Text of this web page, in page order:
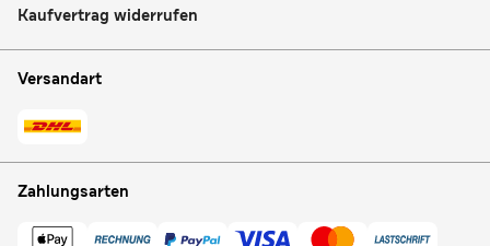
Kaufvertrag widerrufen
Versandart
Zahlungsarten